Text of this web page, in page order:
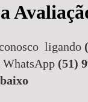
ligando
WhatsApp (51)